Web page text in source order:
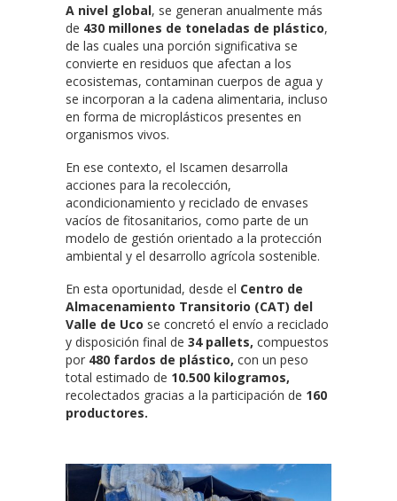
A nivel global, se generan anualmente más
de 430 millones de toneladas de plástico,
de las cuales una porción significativa se
convierte en residuos que afectan a los
ecosistemas, contaminan cuerpos de agua y
se incorporan a la cadena alimentaria, incluso
en forma de microplásticos presentes en
organismos vivos.
En ese contexto, el Iscamen desarrolla
acciones para la recolección,
acondicionamiento y reciclado de envases
vacíos de fitosanitarios, como parte de un
modelo de gestión orientado a la protección
ambiental y el desarrollo agrícola sostenible.
En esta oportunidad, desde el Centro de
Almacenamiento Transitorio (CAT) del
Valle de Uco se concretó el envío a reciclado
y disposición final de 34 pallets, compuestos
por 480 fardos de plástico, con un peso
total estimado de 10.500 kilogramos,
recolectados gracias a la participación de 160
productores.